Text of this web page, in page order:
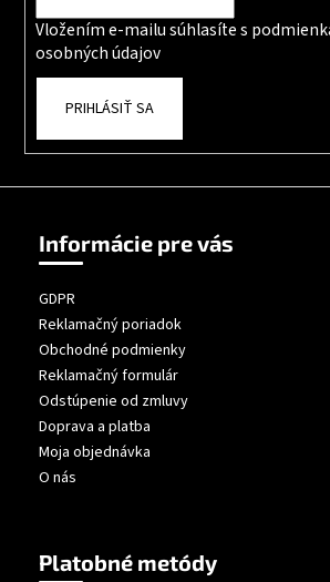
Vložením e-mailu súhlasíte s
osobných údajov
PRIHLÁSIŤ SA
Informácie pre vás
GDPR
Reklamačný poriadok
Obchodné podmienky
Reklamačný formulár
Odstúpenie od zmluvy
Doprava a platba
Moja objednávka
O nás
Platobné metódy